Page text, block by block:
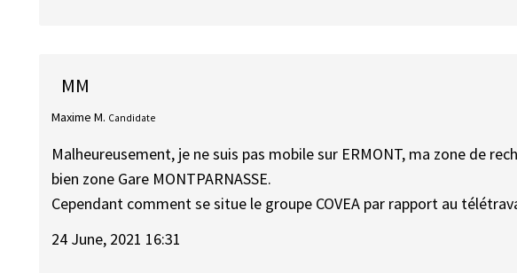
MM
Maxime M. Candidate
Malheureusement, je ne suis pas mobile sur ERMONT, ma zone de
bien zone Gare MONTPARNASSE.
Cependant comment se situe le groupe COVEA par rapport au
24 June, 2021 16:31